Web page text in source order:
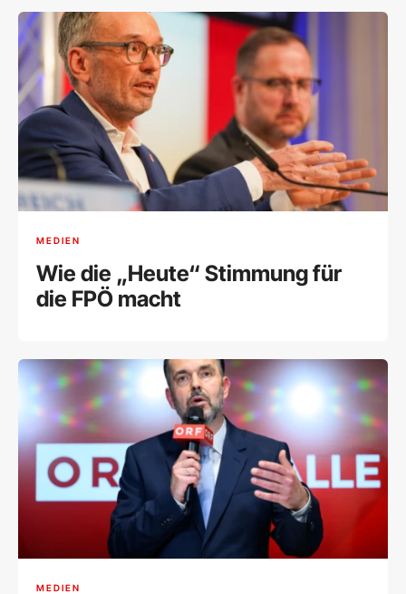
MEDIEN
Wie die „Heute“ Stimmung für
die FPÖ macht
MEDIEN